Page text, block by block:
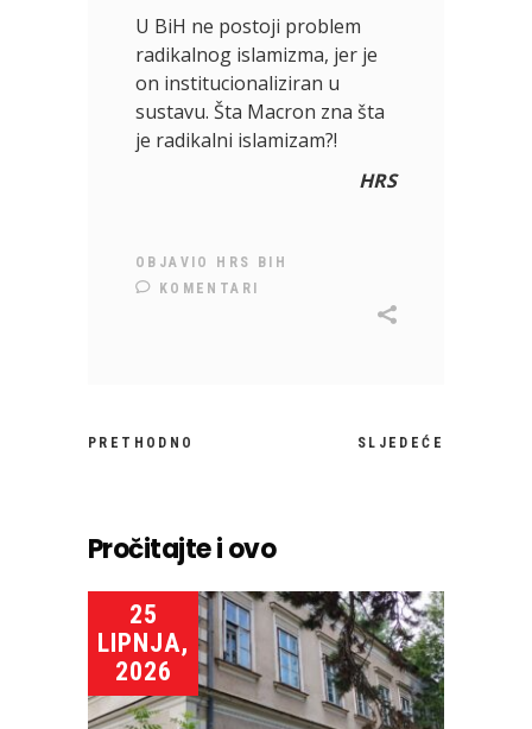
U BiH ne postoji problem
radikalnog islamizma, jer je
on institucionaliziran u
sustavu. Šta Macron zna šta
je radikalni islamizam?!
HRS
OBJAVIO HRS BIH
KOMENTARI
PRETHODNO SLJEDEĆE
Pročitajte i ovo
25
LIPNJA,
2026